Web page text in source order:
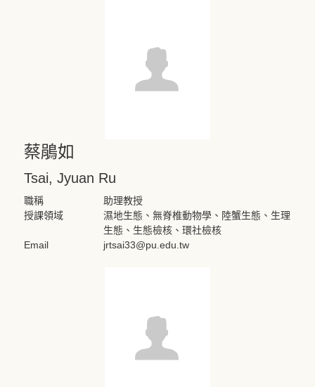
蔡鵑如
Tsai, Jyuan Ru
職稱
助理教授
授課領域
濕地生態、無脊椎動物學、陸蟹生態、生理
生態、生態檢核、環社檢核
Email
jrtsai33@pu.edu.tw